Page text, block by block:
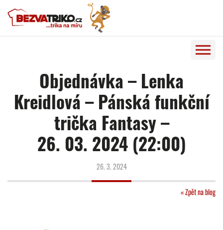
Objednávka – Lenka
Kreidlová – Pánská funkční
trička Fantasy –
26. 03. 2024 (22:00)
26. 3. 2024
« Zpět na blog